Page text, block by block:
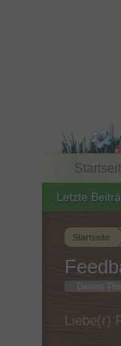
Startseite
Dieses
Liebe(r)
Letzte